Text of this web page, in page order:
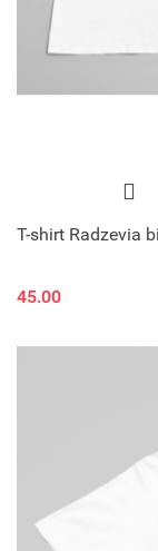
T-shirt Radzevia
45.00